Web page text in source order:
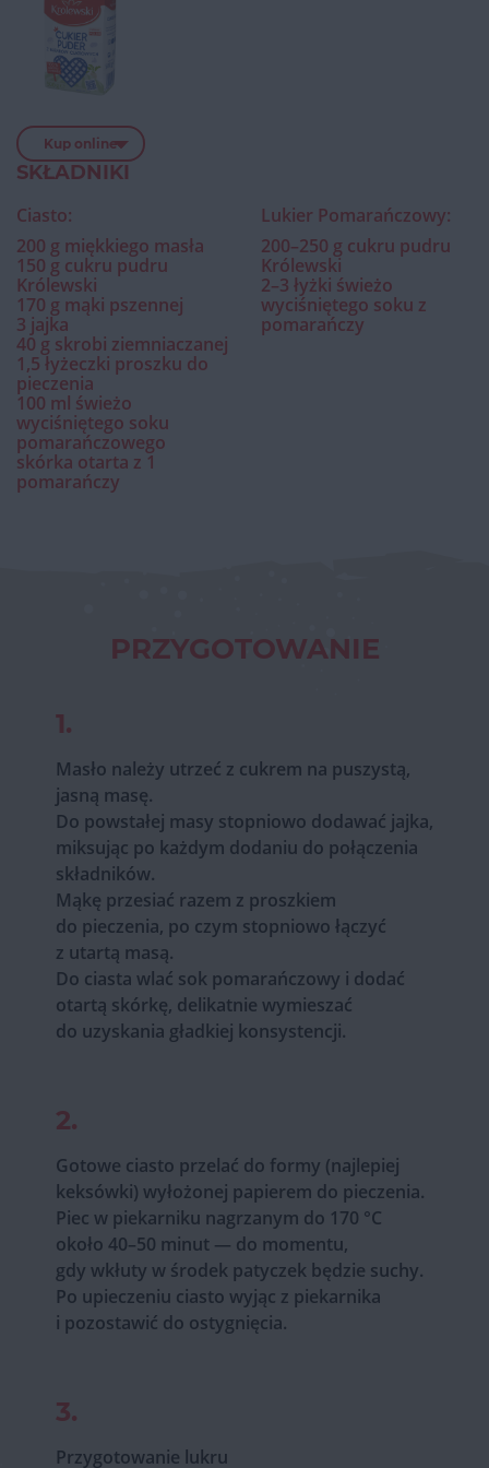
Kup online
SKŁADNIKI
Ciasto:
200 g miękkiego masła
150 g cukru pudru
Królewski
170 g mąki pszennej
3 jajka
40 g skrobi ziemniaczanej
1,5 łyżeczki proszku do
pieczenia
100 ml świeżo
wyciśniętego soku
pomarańczowego
skórka otarta z 1
pomarańczy
Lukier Pomarańczowy:
200–250 g cukru pudru
Królewski
2–3 łyżki świeżo
wyciśniętego soku z
pomarańczy
PRZYGOTOWANIE
1.
Masło należy utrzeć z cukrem na puszystą,
jasną masę.
Do powstałej masy stopniowo dodawać jajka,
miksując po każdym dodaniu do połączenia
składników.
Mąkę przesiać razem z proszkiem
do pieczenia, po czym stopniowo łączyć
z utartą masą.
Do ciasta wlać sok pomarańczowy i dodać
otartą skórkę, delikatnie wymieszać
do uzyskania gładkiej konsystencji.
2.
Gotowe ciasto przelać do formy (najlepiej
keksówki) wyłożonej papierem do pieczenia.
Piec w piekarniku nagrzanym do 170 °C
około 40–50 minut — do momentu,
gdy wkłuty w środek patyczek będzie suchy.
Po upieczeniu ciasto wyjąc z piekarnika
i pozostawić do ostygnięcia.
3.
Przygotowanie lukru